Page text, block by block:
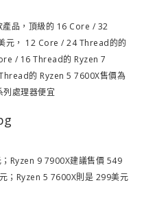
產品，頂級的 16 Core / 32
元， 12 Core / 24 Thread的的
/ 16 Thread的 Ryzen 7
的 Ryzen 5 7600X售價為
處理器便宜
Ryzen 9 7900X建議售價 549
；Ryzen 5 7600X則是 299美元